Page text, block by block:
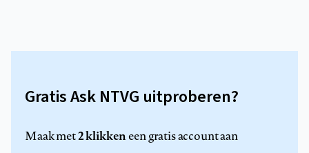
Gratis Ask NTVG uitproberen?
Maak met2 klikkeneen gratis account aan